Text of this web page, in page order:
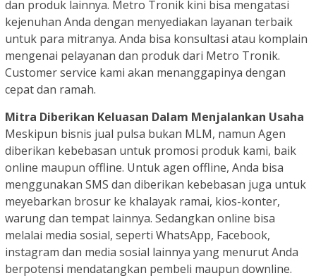
dan produk lainnya. Metro Tronik kini bisa mengatasi
kejenuhan Anda dengan menyediakan layanan terbaik
untuk para mitranya. Anda bisa konsultasi atau komplain
mengenai pelayanan dan produk dari Metro Tronik.
Customer service kami akan menanggapinya dengan
cepat dan ramah.
Mitra Diberikan Keluasan Dalam Menjalankan Usaha
Meskipun bisnis jual pulsa bukan MLM, namun Agen
diberikan kebebasan untuk promosi produk kami, baik
online maupun offline. Untuk agen offline, Anda bisa
menggunakan SMS dan diberikan kebebasan juga untuk
meyebarkan brosur ke khalayak ramai, kios-konter,
warung dan tempat lainnya. Sedangkan online bisa
melalai media sosial, seperti WhatsApp, Facebook,
instagram dan media sosial lainnya yang menurut Anda
berpotensi mendatangkan pembeli maupun downline.